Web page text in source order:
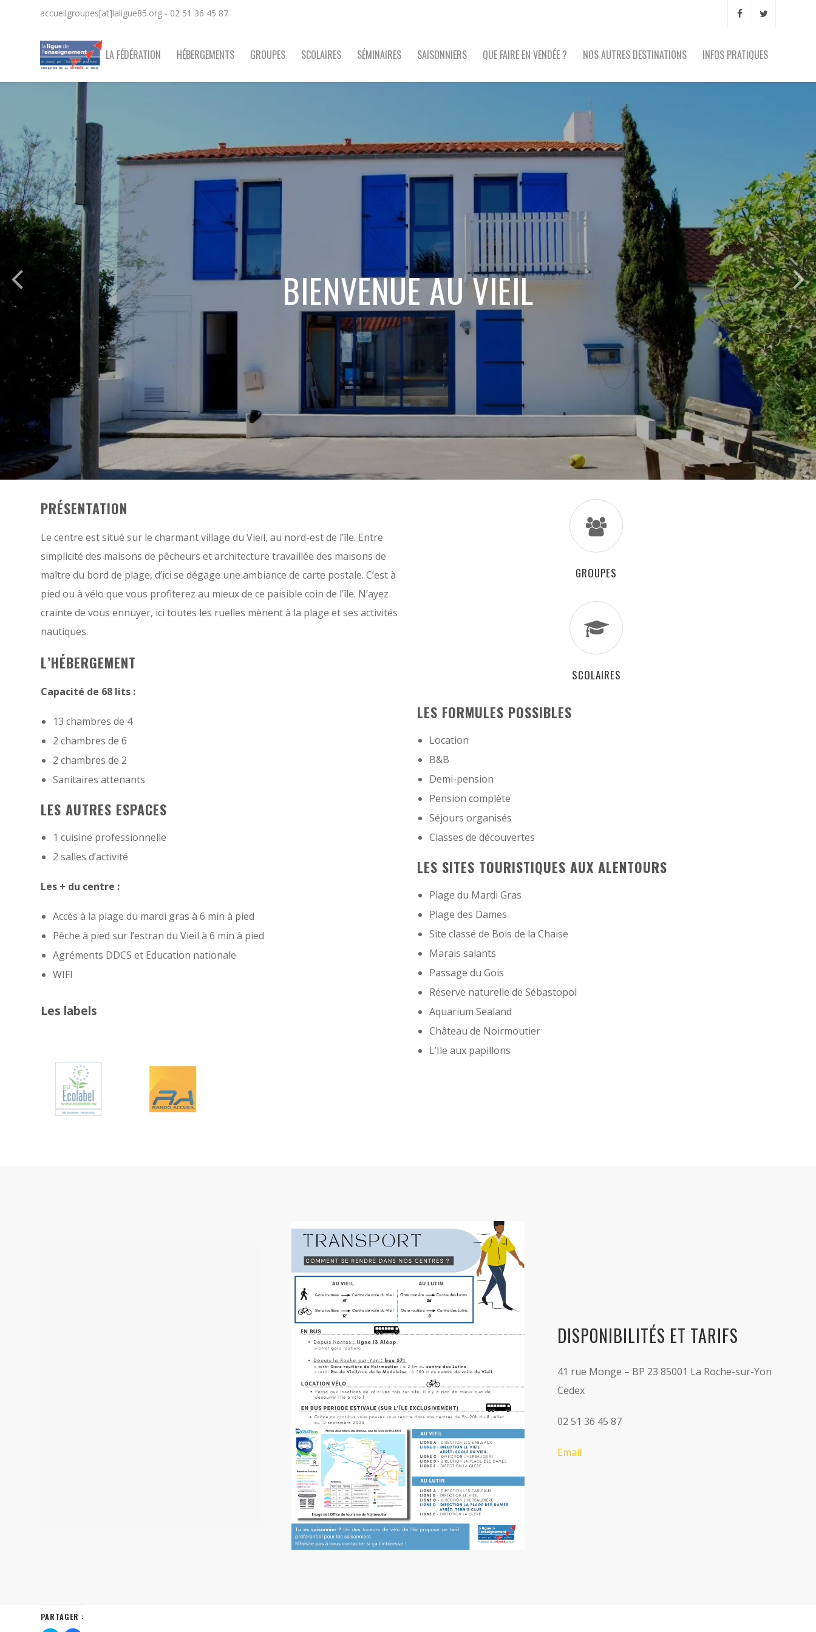
accueilgroupes[at]laligue85.org - 02 51 36 45 87
LA FÉDÉRATION HÉBERGEMENTS GROUPES SCOLAIRES SÉMINAIRES SAISONNIERS QUE FAIRE EN VENDÉE ? NOS AUTRES DESTINATIONS INFOS PRATIQUES
BIENVENUE AU VIEIL
PRÉSENTATION
Le centre est situé sur le charmant village du Vieil, au nord-est de l’île. Entre
simplicité des maisons de pêcheurs et architecture travaillée des maisons de
maître du bord de plage, d’ici se dégage une ambiance de carte postale. C’est à
pied ou à vélo que vous profiterez au mieux de ce paisible coin de l’île. N’ayez
crainte de vous ennuyer, ici toutes les ruelles mènent à la plage et ses activités
nautiques.
L’HÉBERGEMENT
Capacité de 68 lits :
13 chambres de 4
2 chambres de 6
2 chambres de 2
Sanitaires attenants
LES AUTRES ESPACES
1 cuisine professionnelle
2 salles d’activité
Les + du centre :
Accès à la plage du mardi gras à 6 min à pied
Pêche à pied sur l’estran du Vieil à 6 min à pied
Agréments DDCS et Education nationale
WIFI
Les labels
GROUPES
SCOLAIRES
LES FORMULES POSSIBLES
Location
B&B
Demi-pension
Pension complète
Séjours organisés
Classes de découvertes
LES SITES TOURISTIQUES AUX ALENTOURS
Plage du Mardi Gras
Plage des Dames
Site classé de Bois de la Chaise
Marais salants
Passage du Gois
Réserve naturelle de Sébastopol
Aquarium Sealand
Château de Noirmoutier
L’Ile aux papillons
DISPONIBILITÉS ET TARIFS
41 rue Monge – BP 23 85001 La Roche-sur-Yon
Cedex
02 51 36 45 87
Email
PARTAGER :